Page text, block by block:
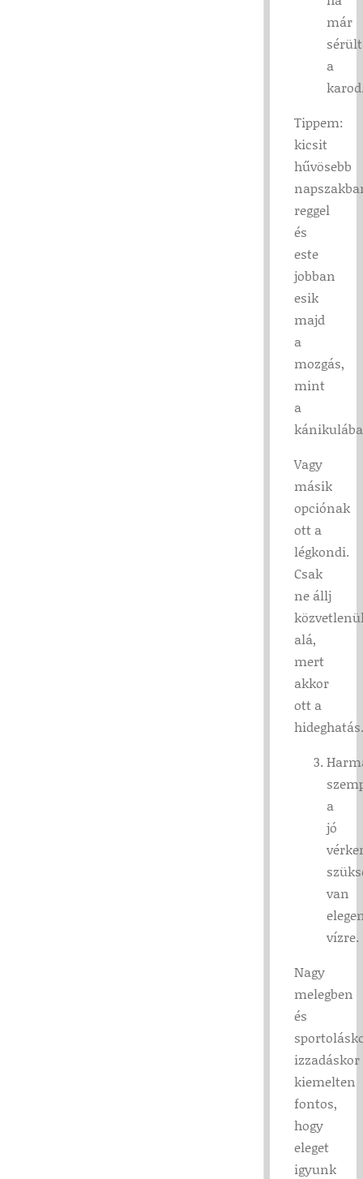
már
sérült
a
Tippem:
kicsit
hűvösebb
reggel
és
este
jobban
esik
majd
a
mozgás,
mint
a
Vagy
másik
opciónak
ott a
légkondi.
Csak
ne állj
alá,
mert
akkor
ott a
a
jó
van
vízre.
Nagy
melegben
és
izzadáskor
kiemelten
fontos,
hogy
eleget
igyunk